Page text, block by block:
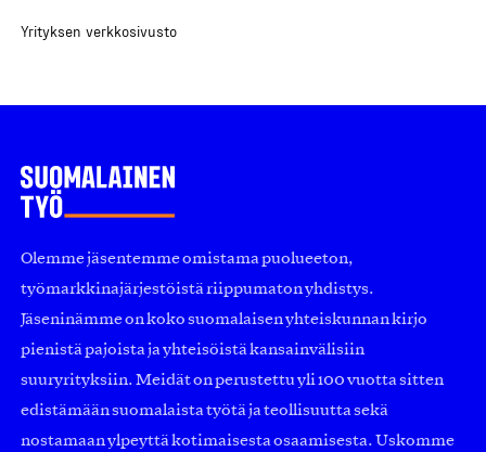
Yrityksen verkkosivusto
Olemme jäsentemme omistama puolueeton,
työmarkkinajärjestöistä riippumaton yhdistys.
Jäseninämme on koko suomalaisen yhteiskunnan kirjo
pienistä pajoista ja yhteisöistä kansainvälisiin
suuryrityksiin. Meidät on perustettu yli 100 vuotta sitten
edistämään suomalaista työtä ja teollisuutta sekä
nostamaan ylpeyttä kotimaisesta osaamisesta. Uskomme